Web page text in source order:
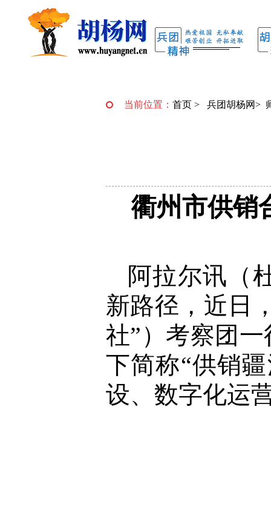
当前位置： 首页 > 兵团胡杨网>
衢州市供销
阿拉尔讯（
新路径，近日
社”）考察团
下简称“供销
设、数字化运